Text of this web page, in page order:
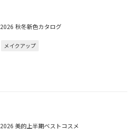
2026 秋冬新色カタログ
メイクアップ
2026 美的上半期ベストコスメ